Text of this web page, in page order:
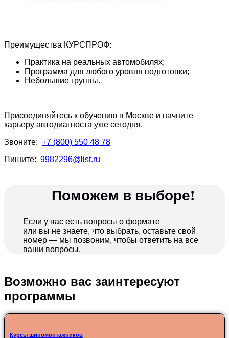
Преимущества КУРСПРОФ:
Практика на реальных автомобилях;
Программа для любого уровня подготовки;
Небольшие группы.
Присоединяйтесь к обучению в Москве и начните
карьеру автодиагноста уже сегодня.
Звоните: +7 (800) 550 48 78
Пишите: 9982296@list.ru
Поможем в выборе!
Если у вас есть вопросы о формате
или вы не знаете, что выбрать, оставьте свой
номер — мы позвоним, чтобы ответить на все
ваши вопросы.
Возможно вас заинтересуют
программы
Курсы шиномонтажников